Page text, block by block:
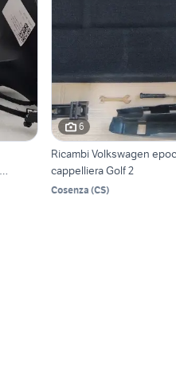
6
Ricambi Volkswagen
cappelliera Golf 2
Cosenza (CS)